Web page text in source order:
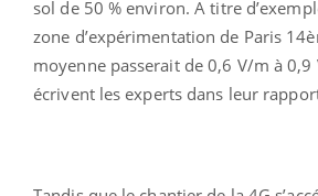
sol de 50 % environ. A titre
zone d’expérimentation de Paris
moyenne passerait de 0,6 V/m à
écrivent les experts dans leur